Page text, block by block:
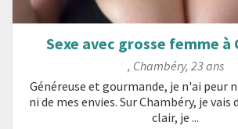
Sexe avec grosse femme à
, Chambéry, 23 ans
Généreuse et gourmande, je n'ai peur
ni de mes envies. Sur Chambéry, je vais
clair, je ...